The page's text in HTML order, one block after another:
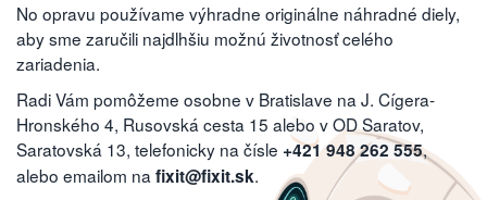
No opravu používame výhradne originálne náhradné diely,
aby sme zaručili najdlhšiu možnú životnosť celého
zariadenia.
Radi Vám pomôžeme osobne v Bratislave na J. Cígera-
Hronského 4, Rusovská cesta 15 alebo v OD Saratov,
Saratovská 13, telefonicky na čísle +421 948 262 555,
alebo emailom na fixit@fixit.sk.